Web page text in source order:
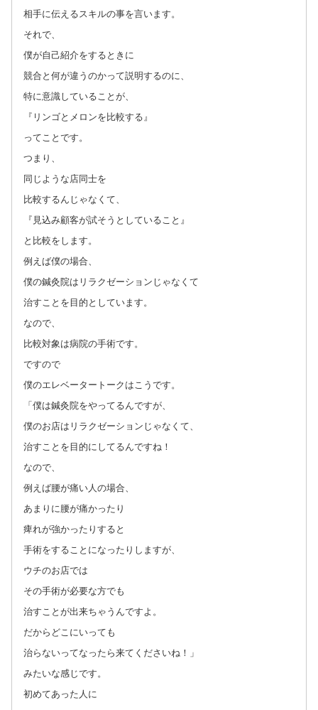
相手に伝えるスキルの事を言います。
それで、
僕が自己紹介をするときに
競合と何が違うのかって説明するのに、
特に意識していることが、
『リンゴとメロンを比較する』
ってことです。
つまり、
同じような店同士を
比較するんじゃなくて、
『見込み顧客が試そうとしていること』
と比較をします。
例えば僕の場合、
僕の鍼灸院はリラクゼーションじゃなくて
治すことを目的としています。
なので、
比較対象は病院の手術です。
ですので
僕のエレベータートークはこうです。
「僕は鍼灸院をやってるんですが、
僕のお店はリラクゼーションじゃなくて、
治すことを目的にしてるんですね！
なので、
例えば腰が痛い人の場合、
あまりに腰が痛かったり
痺れが強かったりすると
手術をすることになったりしますが、
ウチのお店では
その手術が必要な方でも
治すことが出来ちゃうんですよ。
だからどこにいっても
治らないってなったら来てくださいね！」
みたいな感じです。
初めてあった人に